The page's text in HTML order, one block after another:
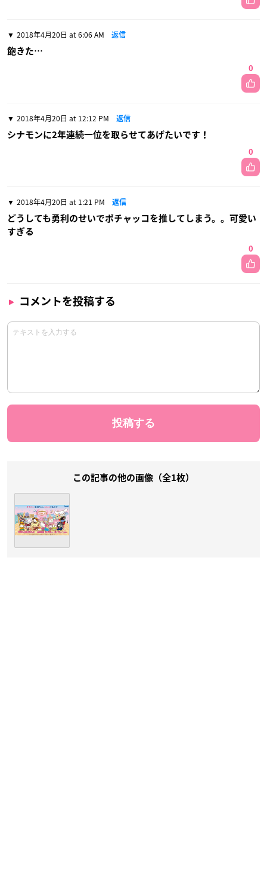
2018年4月20日 at 6:06 AM 返信
飽きた…
0
2018年4月20日 at 12:12 PM 返信
シナモンに2年連続一位を取らせてあげたいです！
0
2018年4月20日 at 1:21 PM 返信
どうしても勇利のせいでポチャッコを推してしまう。。可愛い
すぎる
0
コメントを投稿する
この記事の他の画像（全1枚）